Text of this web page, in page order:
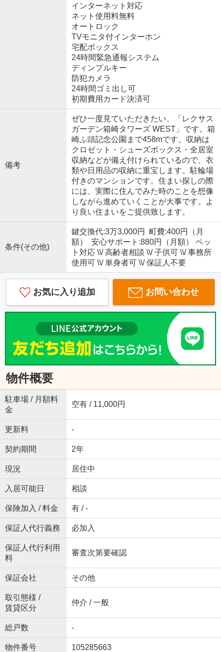
インターネット対応
ネット使用料無料
オートロック
TVモニタ付インターホン
宅配ボックス
24時間緊急通報システム
ディンプルキー
防犯カメラ
24時間ゴミ出し可
初期費用カード決済可
備考
ぜひ一度見ていただきたい、「レクサス
ガーデン箱崎タワーズ WEST」です。箱
崎ふ頭記念公園まで458mです。収納は
クロゼット・シューズボックス・全居室
収納などが備え付けられているので、衣
類や日用品の収納に重宝します。駐輪場
付きのマンションです。住まい探しの際
には、実際に住んでみた時のことを想像
しながら進めていくことが大事です。よ
り良い住まいをご提供致します。
条件(その他)
鍵交換代:3万3,000円 町費:400円（月
額） 安心サポート:880円（月額） ペッ
ト対応 \\/ 高齢者相談 \\/ 子供可 \\/ 事務所
使用可 \\/ 単身者可 \\/ 保証人不要
お気に入り追加 お問い合わせ
物件概要
駐車場 / 月額料
金
空有 / 11,000円
更新料 -
契約期間 2年
現況 居住中
入居可能日 相談
保険加入 / 料金 有 / -
保証人代行義務 必加入
保証人代行利用
料
審査次第要確認
保証会社 その他
取引態様 /
賃貸区分
仲介 / 一般
総戸数 -
物件番号 105285663